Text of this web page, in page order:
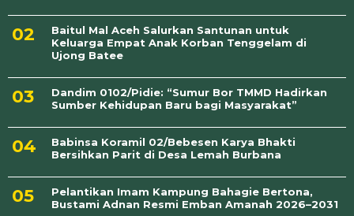
Baitul Mal Aceh Salurkan Santunan untuk
Keluarga Empat Anak Korban Tenggelam di
Ujong Batee
Dandim 0102/Pidie: “Sumur Bor TMMD Hadirkan
Sumber Kehidupan Baru bagi Masyarakat”
Babinsa Koramil 02/Bebesen Karya Bhakti
Bersihkan Parit di Desa Lemah Burbana
Pelantikan Imam Kampung Bahagie Bertona,
Bustami Adnan Resmi Emban Amanah 2026–2031